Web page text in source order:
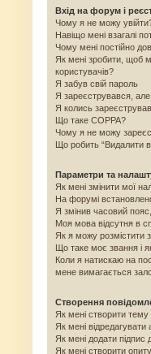
Вхід на форум і
Чому я не можу
Навіщо мені взагалі
Чому мені постійно
Як мені зробити, щоб
користувачів?
Я забув свій пароль
Я зареєструвався,
Я колись
Що таке COPPA?
Чому я не можу
Що робить “Видалити
Параметри та
Як мені змінити мої
На форумі
Я змінив часовий
Моя мова відсутня в
Як я можу розмістити
Що таке моє звання і
Коли я натискаю на
мене вимагається
Створення
Як мені створити
Як мені
Як мені додати підпис
Як мені створити